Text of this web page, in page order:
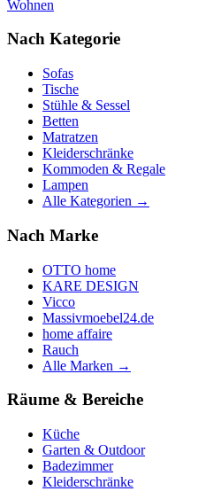
Wohnen
Nach Kategorie
Sofas
Tische
Stühle & Sessel
Betten
Matratzen
Kleiderschränke
Kommoden & Regale
Lampen
Alle Kategorien →
Nach Marke
OTTO home
KARE DESIGN
Vicco
Massivmoebel24.de
home affaire
Rauch
Alle Marken →
Räume & Bereiche
Küche
Garten & Outdoor
Badezimmer
Kleiderschränke